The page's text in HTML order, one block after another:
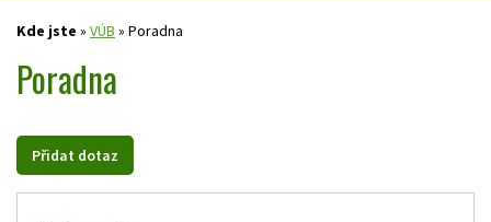
Kde jste » VÚB » Poradna
Poradna